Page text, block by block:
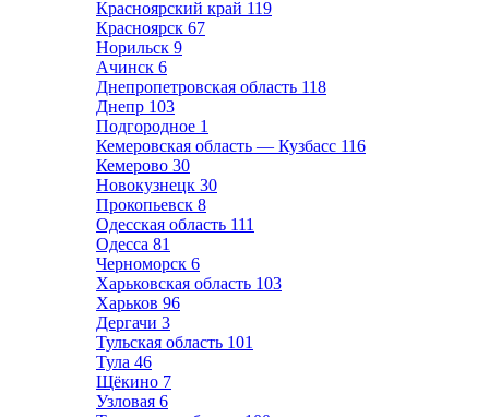
Красноярский край 119
Красноярск 67
Норильск 9
Ачинск 6
Днепропетровская область 118
Днепр 103
Подгородное 1
Кемеровская область — Кузбасс 116
Кемерово 30
Новокузнецк 30
Прокопьевск 8
Одесская область 111
Одесса 81
Черноморск 6
Харьковская область 103
Харьков 96
Дергачи 3
Тульская область 101
Тула 46
Щёкино 7
Узловая 6